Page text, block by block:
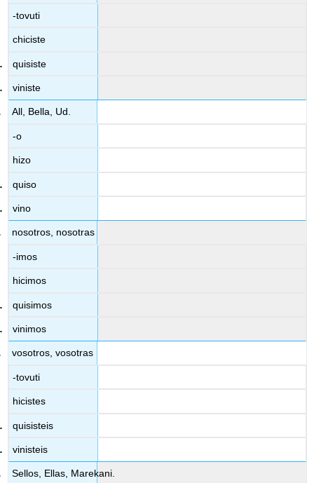
-tovuti
chiciste
quisiste
viniste
All, Bella, Ud.
-o
hizo
quiso
vino
nosotros, nosotras
-imos
hicimos
quisimos
vinimos
vosotros, vosotras
-tovuti
hicistes
quisisteis
vinisteis
Sellos, Ellas, Marekani.